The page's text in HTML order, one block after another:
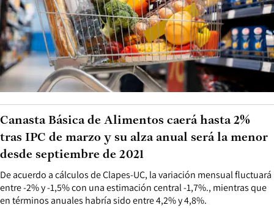
De acuerdo a cálculos de Clapes-UC, la variación mensual fluctuará
entre -2% y -1,5% con una estimación central -1,7%., mientras que
en términos anuales habría sido entre 4,2% y 4,8%.
Canasta Básica de Alimentos caerá hasta 2%
tras IPC de marzo y su alza anual será la menor
desde septiembre de 2021